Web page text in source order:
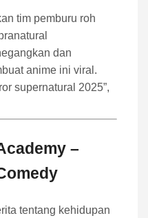
tim pemburu roh
dan
anime ini viral.
supernatural 2025”,
–
tentang kehidupan